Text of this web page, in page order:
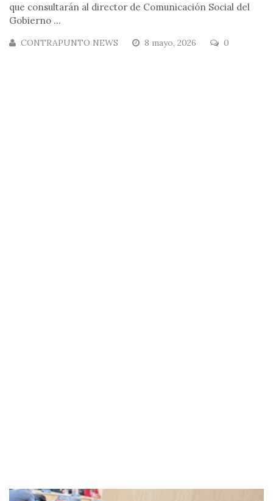
que consultarán al director de Comunicación Social del
Gobierno ...
CONTRAPUNTO NEWS 8 mayo, 2026 0